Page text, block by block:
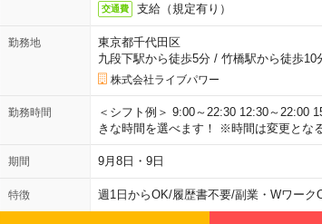
交通費 支給（規定有り）
勤務地
東京都千代田区
九段下駅から徒歩5分/ 竹橋駅から徒歩10
株式会社ライブパワー
勤務時間
＜シフト例＞ 9:00～22:30 12:30～22:00
きな時間を選べます！ ※時間は変更とな
期間 9月8日・9日
特徴 週1日からOK/履歴書不要/副業・Wワーク